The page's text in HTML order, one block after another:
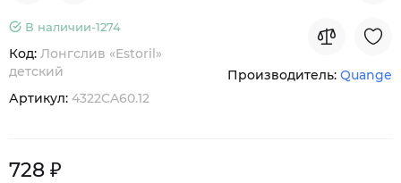
В наличии-1274
Код: Лонгслив «Estoril»
детский
Артикул: 4322CA60.12
Производитель: Quange
728 ₽